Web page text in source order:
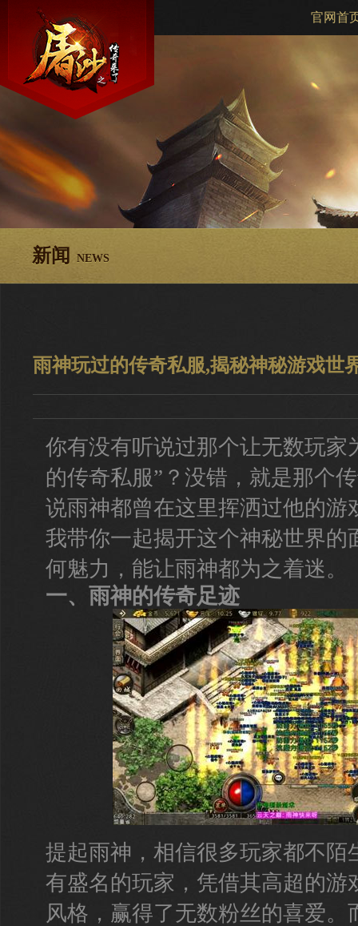
官网首
新闻 NEWS
雨神玩过的传奇私服,揭秘神秘游戏世
你有没有听说过那个让无数玩家
的传奇私服”？没错，就是那个
说雨神都曾在这里挥洒过他的游
我带你一起揭开这个神秘世界的
何魅力，能让雨神都为之着迷。
一、雨神的传奇足迹
提起雨神，相信很多玩家都不陌
有盛名的玩家，凭借其高超的游
风格，赢得了无数粉丝的喜爱。